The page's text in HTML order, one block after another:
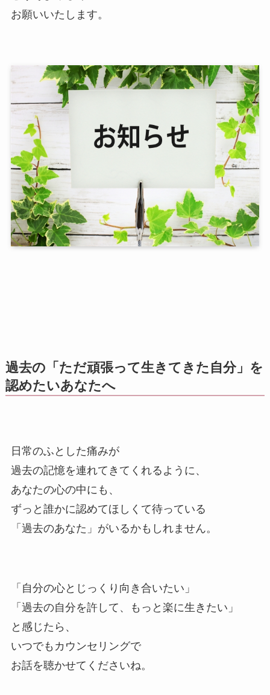
お願いいたします。
過去の「ただ頑張って生きてきた自分」を
認めたいあなたへ
日常のふとした痛みが
過去の記憶を連れてきてくれるように、
あなたの心の中にも、
ずっと誰かに認めてほしくて待っている
「過去のあなた」がいるかもしれません。
「自分の心とじっくり向き合いたい」
「過去の自分を許して、もっと楽に生きたい」
と感じたら、
いつでもカウンセリングで
お話を聴かせてくださいね。